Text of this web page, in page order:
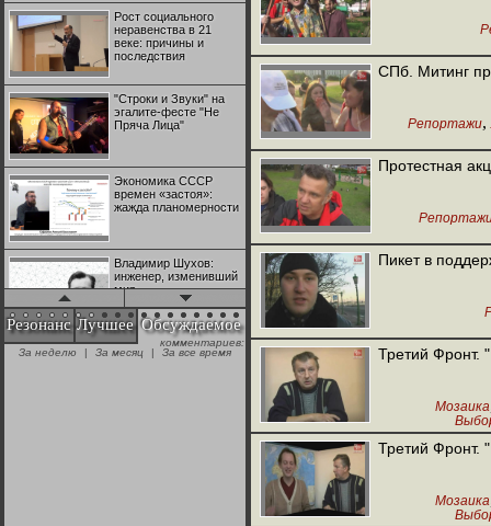
Рост социального
неравенства в 21
веке: причины и
последствия
"Строки и Звуки" на
эгалите-фесте "Не
Пряча Лица"
Экономика СССР
времен «застоя»:
жажда планомерности
Владимир Шухов:
инженер, изменивший
мир
"Аркадий Коц" на
эгалите-фесте "Не
Резонанс Лучшее Обсуждаемое
комментариев:
За неделю
| За месяц | За все время
СПб. Митинг
Репортажи,
Протестная
Пикет в
Третий Фронт.
Мозаика
Третий Фронт.
Мозаика